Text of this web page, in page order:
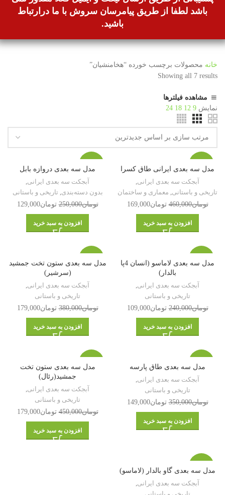
باشد لطفا از طریق پیامرسان سروش با ما درارتباط
باشید.
خانه محصولات برچسب خورده “هخامنشیان”
Showing all 7 results
مشاهده فیلترها
نمایش 9
12
18
24
-63%
مدل سه بعدی ایرانی طاق کسرا
آبجکت سه بعدی ایرانی,
تاریخی و باستانی, معماری و ساختمان
تومان460,000 تومان169,000
افزودن به سبد خرید
-48%
مدل سه بعدی دروازه بابل
آبجکت سه بعدی ایرانی,
بدون دسته‌بندی, تاریخی و باستانی
تومان250,000 تومان129,000
افزودن به سبد خرید
-55%
مدل سه بعدی لاماسو (انسان 4پا
بالدار)
آبجکت سه بعدی ایرانی,
تاریخی و باستانی
تومان240,000 تومان109,000
افزودن به سبد خرید
-53%
مدل سه بعدی ستون تخت جمشید
(سرشیر)
آبجکت سه بعدی ایرانی,
تاریخی و باستانی
تومان380,000 تومان179,000
افزودن به سبد خرید
-57%
مدل سه بعدی طاق پارسه
آبجکت سه بعدی ایرانی,
تاریخی و باستانی
تومان350,000 تومان149,000
افزودن به سبد خرید
-60%
مدل سه بعدی ستون تخت
جمشید(رئال)
آبجکت سه بعدی ایرانی,
تاریخی و باستانی
تومان450,000 تومان179,000
افزودن به سبد خرید
-56%
مدل سه بعدی گاو بالدار (لاماسو)
آبجکت سه بعدی ایرانی,